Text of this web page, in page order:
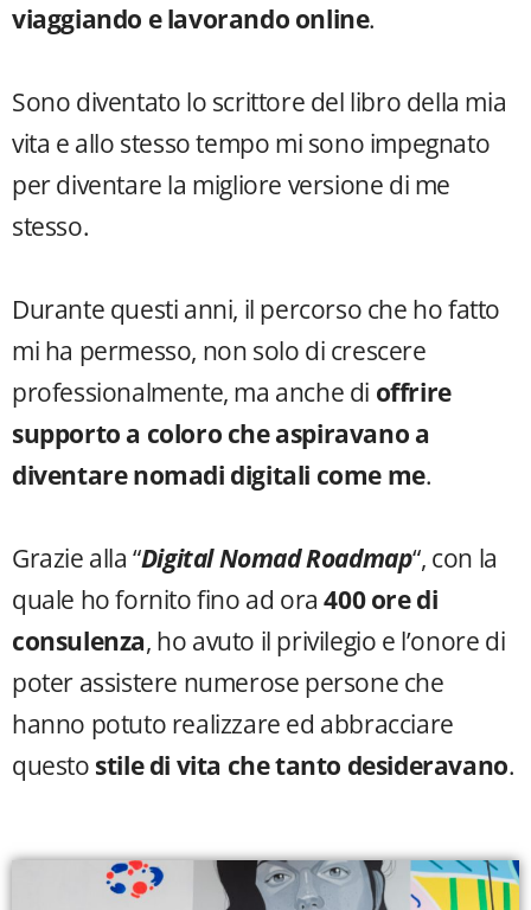
viaggiando e lavorando online.
Sono diventato lo scrittore del libro della mia
vita e allo stesso tempo mi sono impegnato
per diventare la migliore versione di me
stesso.
Durante questi anni, il percorso che ho fatto
mi ha permesso, non solo di crescere
professionalmente, ma anche di offrire
supporto a coloro che aspiravano a
diventare nomadi digitali come me.
Grazie alla “Digital Nomad Roadmap“, con la
quale ho fornito fino ad ora400 ore di
consulenza, ho avuto il privilegio e l’onore di
poter assistere numerose persone che
hanno potuto realizzare ed abbracciare
questo stile di vita che tanto desideravano.